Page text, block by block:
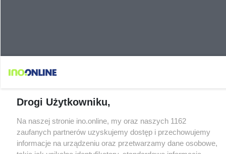
Drogi Użytkowniku,
Na naszej stronie ino.online, my oraz naszych 1162
zaufanych partnerów uzyskujemy dostęp i przechowujemy
informacje na urządzeniu oraz przetwarzamy dane osobowe,